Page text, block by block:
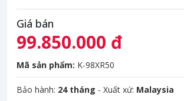
Giá bán
99.850.000 đ
Mã sản phẩm: K-98XR50
Bảo hành: 24 tháng - Xuất xứ: Malaysia